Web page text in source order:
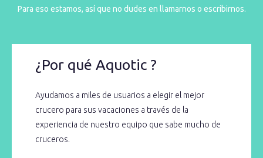
Para eso estamos, así que no dudes en llamarnos o escribirnos.
¿Por qué Aquotic ?
Ayudamos a miles de usuarios a elegir el mejor
crucero para sus vacaciones a través de la
experiencia de nuestro equipo que sabe mucho de
cruceros.